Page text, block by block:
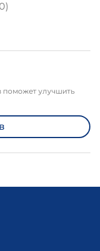
поможет улучшить